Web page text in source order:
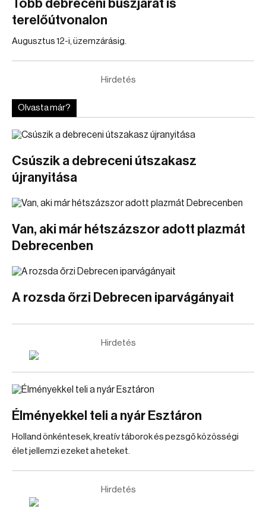
Több debreceni buszjárat is
terelőútvonalon
Augusztus 12-i, üzemzárásig.
Hirdetés
Olvasta már?
Csúszik a debreceni útszakasz
újranyitása
Van, aki már hétszázszor adott plazmát
Debrecenben
A rozsda őrzi Debrecen iparvágányait
Hirdetés
Élményekkel teli a nyár Esztáron
Holland önkéntesek, kreatív táborok és pezsgő közösségi
élet jellemzi ezeket a heteket.
Hirdetés